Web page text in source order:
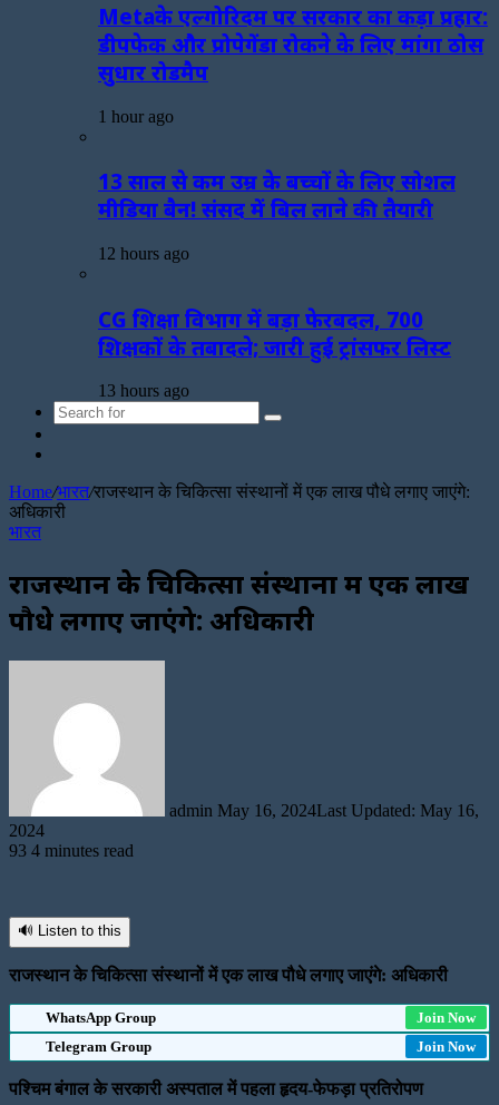
Metaके एल्गोरिदम पर सरकार का कड़ा प्रहार:
डीपफेक और प्रोपेगेंडा रोकने के लिए मांगा ठोस
सुधार रोडमैप
1 hour ago
13 साल से कम उम्र के बच्चों के लिए सोशल
मीडिया बैन! संसद में बिल लाने की तैयारी
12 hours ago
CG शिक्षा विभाग में बड़ा फेरबदल, 700
शिक्षकों के तबादले; जारी हुई ट्रांसफर लिस्ट
13 hours ago
Search
Home/भारत/राजस्थान के चिकित्सा संस्थानों में एक लाख पौधे लगाए जाएंगे:
अधिकारी
भारत
राजस्थान के चिकित्सा संस्थानों में एक लाख
पौधे लगाए जाएंगे: अधिकारी
admin May 16, 2024Last Updated: May 16,
2024
93 4 minutes read
🔊 Listen to this
राजस्थान के चिकित्सा संस्थानों में एक लाख पौधे लगाए जाएंगे: अधिकारी
WhatsApp Group
Join Now
Telegram Group
Join Now
पश्चिम बंगाल के सरकारी अस्पताल में पहला हृदय-फेफड़ा प्रतिरोपण